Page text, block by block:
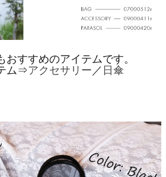
おすすめのアイテムです。
ム⇒アクセサリー ／ 日傘